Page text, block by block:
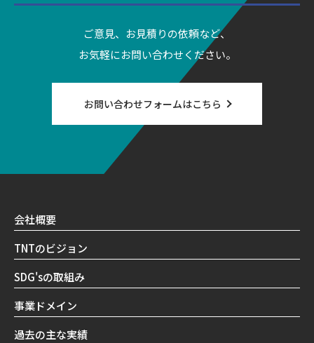
ご意見、お見積りの依頼など、
お気軽にお問い合わせください。
お問い合わせフォームはこちら
会社概要
TNTのビジョン
SDG'sの取組み
事業ドメイン
過去の主な実績